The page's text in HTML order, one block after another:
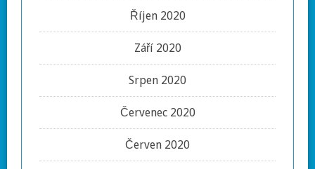
Říjen 2020
Září 2020
Srpen 2020
Červenec 2020
Červen 2020